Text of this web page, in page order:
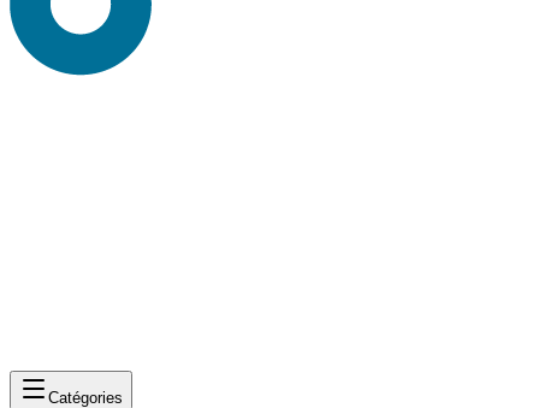
Catégories